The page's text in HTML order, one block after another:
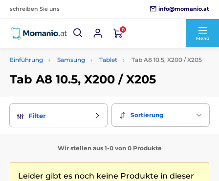
schreiben Sie uns info@momanio.at
0
Menü
Einführung Samsung Tablet Tab A8 10.5, X200 / X205
Tab A8 10.5, X200 / X205
Filter Sortierung
Wir stellen aus 1-0 von 0 Produkte
Leider gibt es noch keine Produkte in dieser